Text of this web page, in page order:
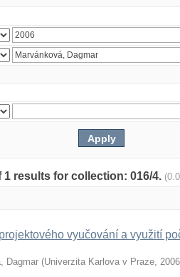
results for collection: 016/4.
vyučování a využití
Dagmar (Univerzita Karlova v Praze, 2006